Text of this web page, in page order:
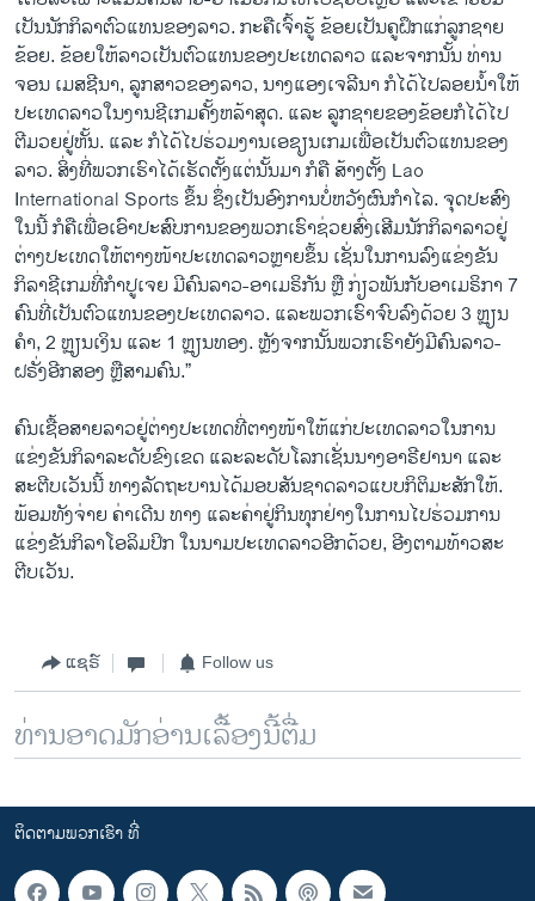
ເປັນນັກກິລາຕົວແທນຂອງລາວ. ກະຄືເຈົ້າຮູ້ ຂ້ອຍເປັນຄູຝຶກແກ່ລູກຊາຍ
ຂ້ອຍ. ຂ້ອຍໃຫ້ລາວເປັນຕົວແທນຂອງປະເທດລາວ ແລະຈາກນັ້ນ ທ່ານ
ຈອນ ເມສຊີນາ, ລູກສາວຂອງລາວ, ນາງແອງເຈລີນາ ກໍໄດ້ໄປລອຍນໍ້າໃຫ້
ປະເທດລາວໃນງານຊີເກມຄັ້ງຫລ້າສຸດ. ແລະ ລູກ​ຊາຍ​ຂອງ​ຂ້ອຍກໍ​ໄດ້​ໄປ
ຕີມວຍຢູ່​ຫັ້ນ. ແລະ ກໍໄດ້ໄປຮ່ວມງານເອຊຽນເກມເພື່ອເປັນຕົວແທນຂອງ
ລາວ. ສິ່ງທີ່ພວກເຮົາໄດ້ເຮັດຕັ້ງແຕ່ນັ້ນມາ ກໍຄື ສ້າງຕັ້ງ Lao
International Sports ຂຶ້ນ ຊຶ່ງເປັນອົງການບໍ່ຫວັງຜົນກໍາໄລ. ຈຸດປະສົງ
ໃນນີ້ ກໍຄືເພື່ອເອົາປະສົບການຂອງພວກເຮົາຊ່ວຍສົ່ງເສີມນັກກິລາລາວຢູ່
ຕ່າງປະເທດໃຫ້ຕາງໜ້າປະເທດລາວຫຼາຍຂຶ້ນ ເຊັ່ນໃນການລົງແຂ່ງຂັນ
ກິລາຊີເກມທີ່ກຳປູເຈຍ ມີຄົນລາວ-ອາເມຣິກັນ ຫຼື ກ່ຽວພັນກັບອາເມຣິກາ 7
ຄົນທີ່ເປັນຕົວແທນຂອງປະເທດລາວ. ແລະພວກເຮົາຈົບລົງດ້ວຍ 3 ຫຼຽນ
ຄຳ, 2 ຫຼຽນເງິນ ແລະ 1 ຫຼຽນທອງ. ຫຼັງຈາກນັ້ນພວກເຮົາຍັງມີຄົນລາວ-
ຝຣັ່ງອີກສອງ ຫຼືສາມຄົນ.”
ຄົນເຊື້ອສາຍລາວຢູ່ຕ່າງປະເທດທີ່ຕາງໜ້າໃຫ້ແກ່ປະເທດລາວໃນການ
ແຂ່ງຂັນກິລາລະດັບຂົງເຂດ ແລະລະດັບໂລກເຊັ່ນນາງອາຣີຢານາ ແລະ
ສະຕີບເວັນນີ້ ທາງລັດຖະບານໄດ້ມອບສັນຊາດລາວແບບກິຕິມະສັກໃຫ້.
ພ້ອມທັງຈ່າຍ ຄ່າເດີນ ທາງ ແລະຄ່າຢູ່ກິນທຸກຢ່າງໃນການໄປຮ່ວມການ
ແຂ່ງຂັນກິລາໂອລິມປິກ ໃນນາມປະເທດລາວອີກດ້ວຍ, ອີງຕາມທ້າວສະ
ຕີບເວັນ.
ແຊຣ໌ Follow us
ທ່ານອາດມັກອ່ານເລື້ອງນີ້ຕື່ມ
ຕິດຕາມພວກເຮົາ ທີ່